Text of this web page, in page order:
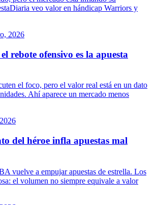
veo valor en hándicap Warriors y
2026
rebote ofensivo es la apuesta
el foco, pero el valor real está en un dato
Ahí aparece un mercado menos
del héroe infla apuestas mal
vuelve a empujar apuestas de estrella. Los
el volumen no siempre equivale a valor